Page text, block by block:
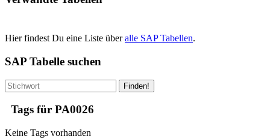
Hier findest Du eine Liste überalle SAP Tabellen.
SAP Tabelle suchen
Finden!
Tags für PA0026
Keine Tags vorhanden